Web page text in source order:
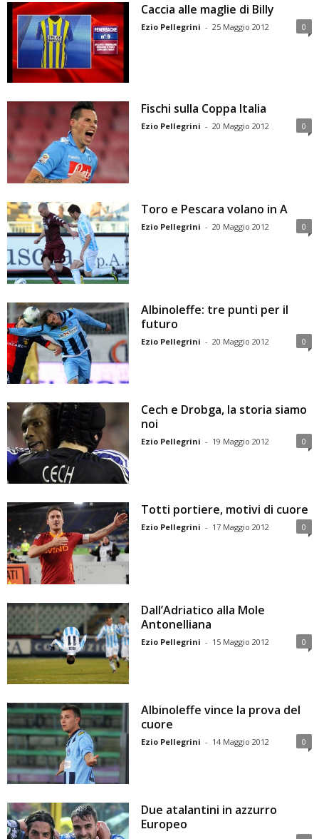
Caccia alle maglie di Billy
Ezio Pellegrini - 25 Maggio 2012 0
Fischi sulla Coppa Italia
Ezio Pellegrini - 20 Maggio 2012 0
Toro e Pescara volano in A
Ezio Pellegrini - 20 Maggio 2012 0
Albinoleffe: tre punti per il
futuro
Ezio Pellegrini - 20 Maggio 2012 0
Cech e Drobga, la storia siamo
noi
Ezio Pellegrini - 19 Maggio 2012 0
Totti portiere, motivi di cuore
Ezio Pellegrini - 17 Maggio 2012 0
Dall’Adriatico alla Mole
Antonelliana
Ezio Pellegrini - 15 Maggio 2012 0
Albinoleffe vince la prova del
cuore
Ezio Pellegrini - 14 Maggio 2012 0
Due atalantini in azzurro
Europeo